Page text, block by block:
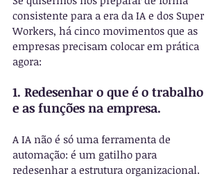
consistente para a era da IA e dos Super
Workers, há cinco movimentos que as
empresas precisam colocar em prática
agora:
1. Redesenhar o que é o trabalho
e as funções na empresa.
A IA não é só uma ferramenta de
automação: é um gatilho para
redesenhar a estrutura organizacional.